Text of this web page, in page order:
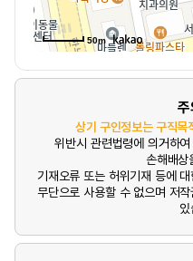
50m
상기 구인정보는 구직목
위반시 관련법령에 의거하
손해배상
기재오류 또는 허위기재 등에
무단으로 사용할 수 없으며 저